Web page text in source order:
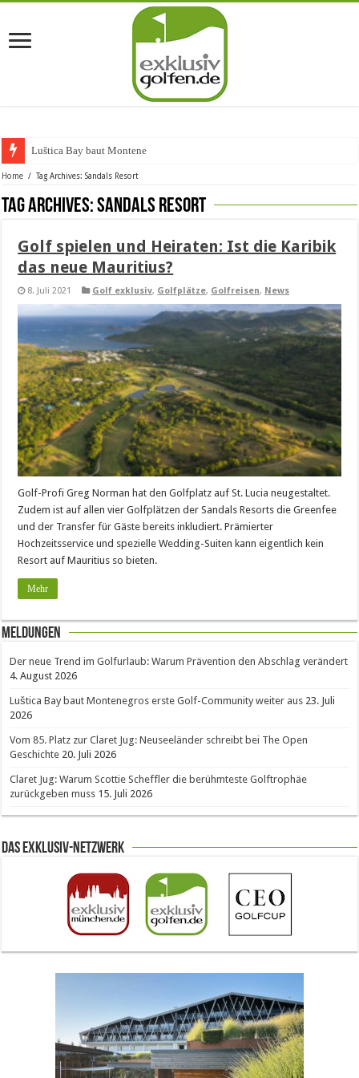
Luštica Bay baut Montenegros e
Home / Tag Archives: Sandals Resort
Tag Archives:Sandals Resort
Golf spielen und Heiraten: Ist die Karibik
das neue Mauritius?
8. Juli 2021 Golf exklusiv, Golfplätze, Golfreisen, News
Golf-Profi Greg Norman hat den Golfplatz auf St. Lucia neugestaltet.
Zudem ist auf allen vier Golfplätzen der Sandals Resorts die Greenfee
und der Transfer für Gäste bereits inkludiert. Prämierter
Hochzeitsservice und spezielle Wedding-Suiten kann eigentlich kein
Resort auf Mauritius so bieten.
Mehr
Meldungen
Der neue Trend im Golfurlaub: Warum Prävention den Abschlag verändert
4. August 2026
Luštica Bay baut Montenegros erste Golf-Community weiter aus 23. Juli
2026
Vom 85. Platz zur Claret Jug: Neuseeländer schreibt bei The Open
Geschichte 20. Juli 2026
Claret Jug: Warum Scottie Scheffler die berühmteste Golftrophäe
zurückgeben muss 15. Juli 2026
Das Exklusiv-Netzwerk